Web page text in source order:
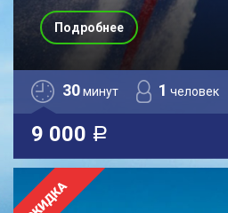
30минут 1 человек
9 000 a
Подробнее